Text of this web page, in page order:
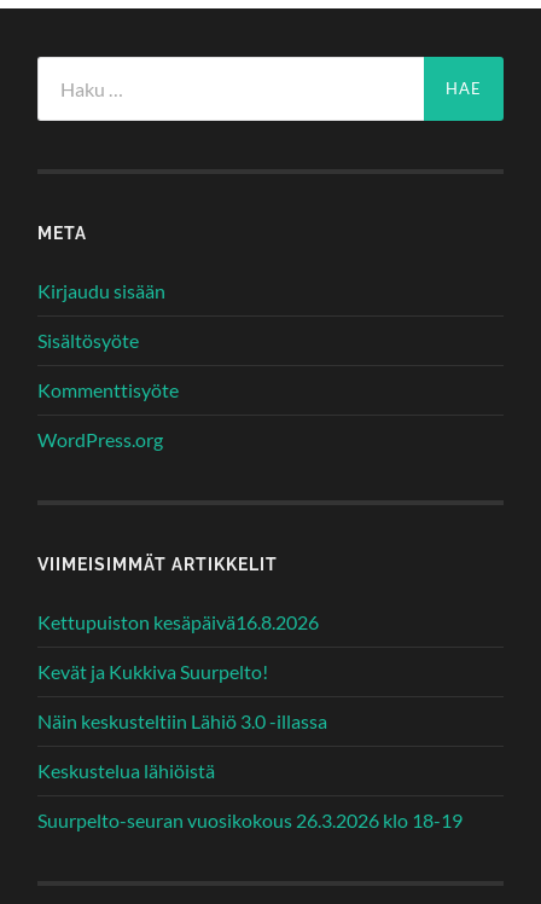
META
Kirjaudu sisään
Sisältösyöte
Kommenttisyöte
WordPress.org
VIIMEISIMMÄT ARTIKKELIT
Kettupuiston kesäpäivä16.8.2026
Kevät ja Kukkiva Suurpelto!
Näin keskusteltiin Lähiö 3.0 -illassa
Keskustelua lähiöistä
Suurpelto-seuran vuosikokous 26.3.2026 klo 18-19